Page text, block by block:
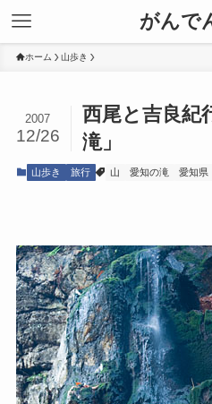
がんで
ホーム 山歩き
西尾と吉良紀
滝」
2007
12/26
山歩き 旅行 山 愛知の滝 愛知県